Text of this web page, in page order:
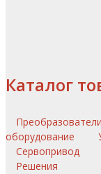
Каталог
оборудование
Сервопривод
Решения